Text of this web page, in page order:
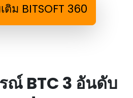
ติม BITSOFT 360
ณ์ BTC 3 อันดับ